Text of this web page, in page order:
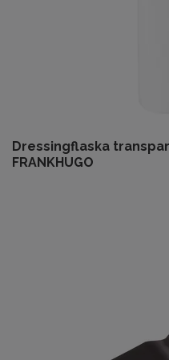
Dressingflaska
FRANKHUGO